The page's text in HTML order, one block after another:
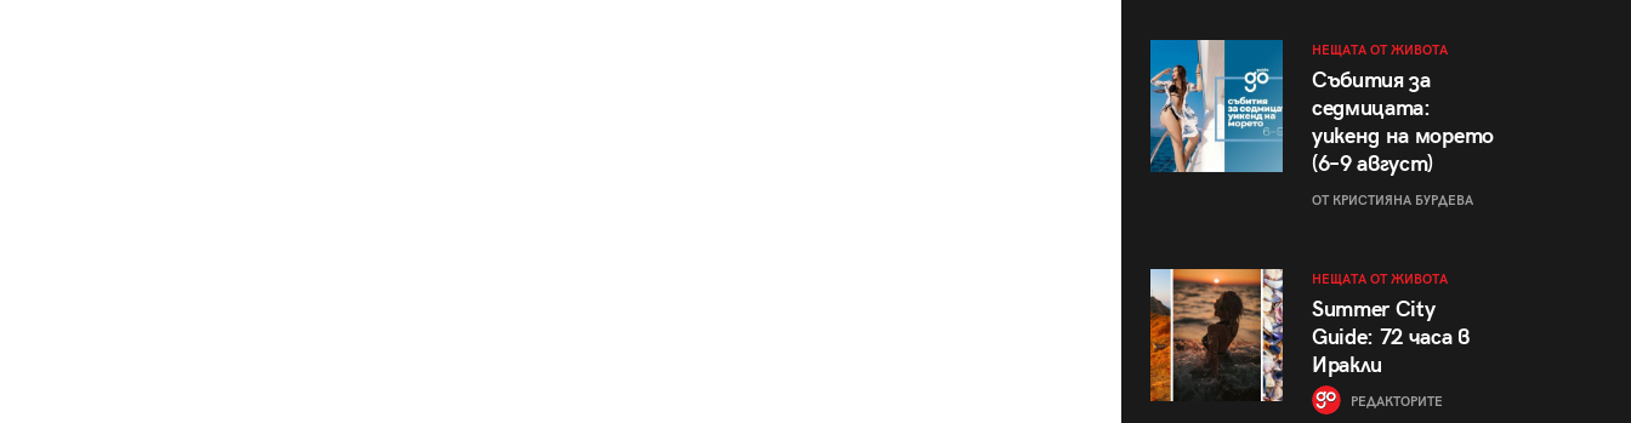
НЕЩАТА ОТ ЖИВОТА
Събития за
седмицата:
уикенд на морето
(6–9 август)
ОТ КРИСТИЯНА БУРДЕВА
НЕЩАТА ОТ ЖИВОТА
Summer City
Guide: 72 часа в
Иракли
РЕДАКТОРИТЕ